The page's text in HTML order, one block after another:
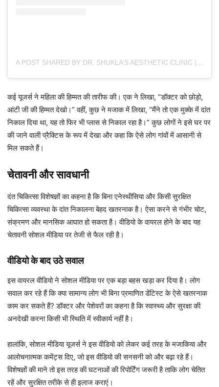
A POST SHARED BY DR. SHUKLA’S AESTHETIC CLINIC | DENTIST & SKIN SPECIALIST (@DRSHUKLAKLINIC)
कई यूजर्स ने महिला की हिम्मत की तारीफ की। एक ने लिखा, “डॉक्टर को छोड़ो,
आंटी जी की हिम्मत देखो।” वहीं, कुछ ने मजाक में लिखा, “मैंने तो एक मुक्के में दांत
निकाल दिया था, यह तो फिर भी प्लास से निकाल रहा है।” कुछ लोगों ने इसे घर पर
की जाने वाली प्रैक्टिस के रूप में देखा और कहा कि ऐसे लोग गांवों में आसानी से
मिल सकते हैं।
चेतावनी और सावधानी
दंत चिकित्सा विशेषज्ञों का कहना है कि बिना एनेस्थीसिया और किसी सुरक्षित
चिकित्सा व्यवस्था के दांत निकालना बेहद खतरनाक है। ऐसा करने से गंभीर चोट,
संक्रमण और मानसिक आघात हो सकता है। वीडियो के वायरल होने के बाद यह
चेतावनी सोशल मीडिया पर तेजी से फैल रही है।
वीडियो के बाद उठे सवाल
इस वायरल वीडियो ने सोशल मीडिया पर एक बड़ा बहस खड़ा कर दिया है। लोग
सवाल कर रहे हैं कि क्या सामान्य लोग भी बिना प्रमाणित डेंटिस्ट के ऐसे खतरनाक
काम कर सकते हैं? डॉक्टर और पेशेवरों का कहना है कि स्वास्थ्य और सुरक्षा की
अनदेखी करना किसी भी स्थिति में स्वीकार्य नहीं है।
हालांकि, सोशल मीडिया यूजर्स ने इस वीडियो को लेकर कई तरह के मजाकिया और
आलोचनात्मक कमेंट्स दिए, जो इस वीडियो की सनसनी को और बढ़ा रहे हैं।
विशेषज्ञों की माने तो इस तरह की घटनाओं की रिपोर्टिंग जरूरी है ताकि लोग चेतित
रहें और सुरक्षित तरीके से ही इलाज कराएं।